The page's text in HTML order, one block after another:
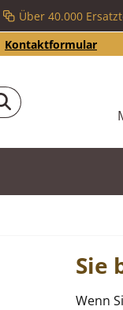
Über 40.000
Kontaktformular
Sie
Wenn